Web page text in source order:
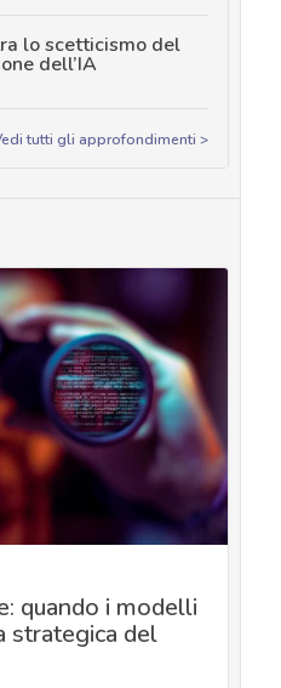
lo scetticismo del
dell’IA
tutti gli approfondimenti >
quando i modelli
strategica del